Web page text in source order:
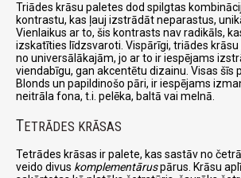
Triādes krāsu paletes dod spilgtas
kontrastu, kas ļauj izstrādāt neparastus,
Vienlaikus ar to, šis kontrasts nav radikāls,
izskatīties līdzsvaroti. Vispārīgi, triādes
no universālākajām, jo ar to ir iespējams
viendabīgu, gan akcentētu dizainu. Visas šīs
Blonds un papildinošo pāri, ir iespējams
neitrāla fona, t.i. pelēka, baltā vai melnā.
TETRĀDES KRĀSAS
Tetrādes krāsas ir palete, kas sastāv no
veido divus komplementāruspārus. Krāsu